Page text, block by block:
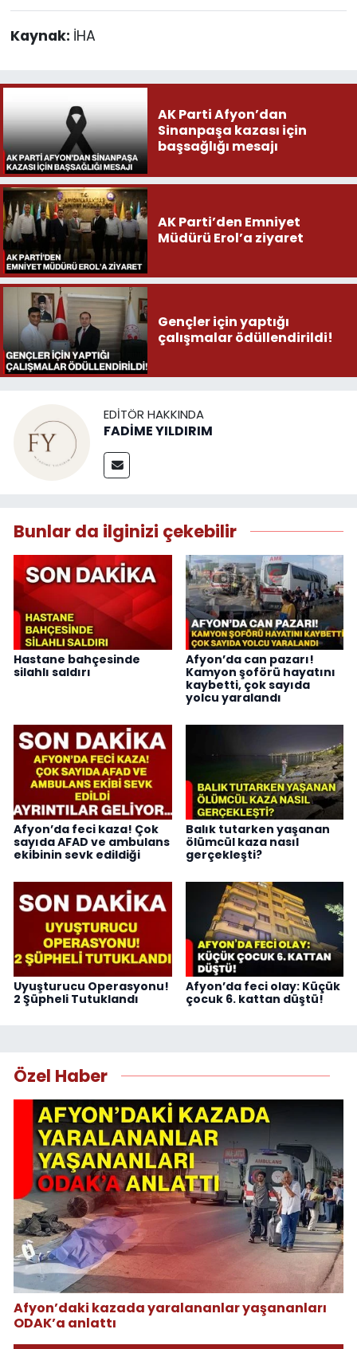
Kaynak: İHA
AK Parti Afyon’dan
Sinanpaşa kazası için
başsağlığı mesajı
AK Parti’den Emniyet
Müdürü Erol’a ziyaret
Gençler için yaptığı
çalışmalar ödüllendirildi!
EDITÖR HAKKINDA
FADİME YILDIRIM
Bunlar da ilginizi çekebilir
Hastane bahçesinde
silahlı saldırı
Afyon’da can pazarı!
Kamyon şoförü hayatını
kaybetti, çok sayıda
yolcu yaralandı
Afyon’da feci kaza! Çok
sayıda AFAD ve ambulans
ekibinin sevk edildiği
Balık tutarken yaşanan
ölümcül kaza nasıl
gerçekleşti?
Uyuşturucu Operasyonu!
2 Şüpheli Tutuklandı
Afyon’da feci olay: Küçük
çocuk 6. kattan düştü!
Özel Haber
Afyon’daki kazada yaralananlar yaşananları
ODAK’a anlattı